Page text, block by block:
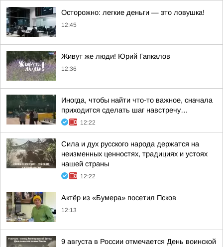
Осторожно: легкие деньги — это ловушка!
12:45
Живут же люди! Юрий Гапкалов
12:36
Иногда, чтобы найти что-то важное, сначала
приходится сделать шаг навстречу…
12:22
Сила и дух русского народа держатся на
неизменных ценностях, традициях и устоях
нашей страны
12:22
Актёр из «Бумера» посетил Псков
12:13
9 августа в России отмечается День воинской